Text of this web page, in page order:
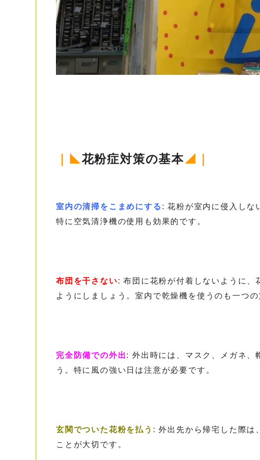
｜◣花粉症対策の基本◢｜
室内の清掃をこまめにする : 花粉が室内に侵入しな
特に空気清浄機の使用も効果的です。
布団を干さない: 布団に花粉が付着しないように、
ようにしましょう。室内で乾燥機を使うのも一つの
完全防備での外出: 外出時には、マスク、メガネ、
う。特に風の強い日は注意が必要です。
玄関でついた花粉を払う : 外出先から帰宅した際は
ことが大切です。